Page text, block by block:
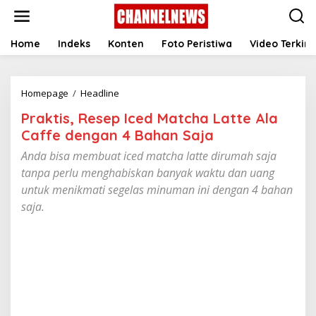
t
Home Indeks Konten Foto Peristiwa Video Terkini
Homepage / Headline
a
i
s
R
Praktis, Resep Iced Matcha Latte Ala
Caffe dengan 4 Bahan Saja
Anda bisa membuat iced matcha latte dirumah saja
tanpa perlu menghabiskan banyak waktu dan uang
untuk menikmati segelas minuman ini dengan 4 bahan
saja.